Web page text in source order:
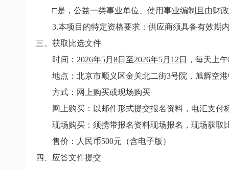
□是，公益一类事业单位、使用事业编制且由财
3.本项目的特定资格要求：供应商须具备有效期
三、获取比选文件
时间： 2026年5月 8日 至2026年5月 12 日 ，每天上午
地点： 北京市顺义区金关北二街3号院，旭辉空
方式：网上购买或现场购买
网上购买：以邮件形式提交报名资料，电汇支
现场购买：须携带报名资料现场报名，现场获取
售价：人民币500元（含电子版）
四、应答文件提交